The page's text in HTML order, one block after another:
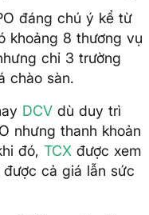
đáng chú ý kể từ
khoảng 8 thương vụ
chỉ 3 trường
chào sàn.
DCV dù duy trì
nhưng thanh khoản
đó, TCX được xem
cả giá lẫn sức